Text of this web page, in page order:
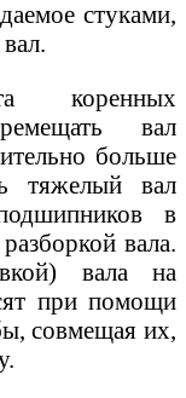
стуками,
коренных
вал
больше
тяжелый вал
в
вала.
вала на
при помощи
совмещая их,